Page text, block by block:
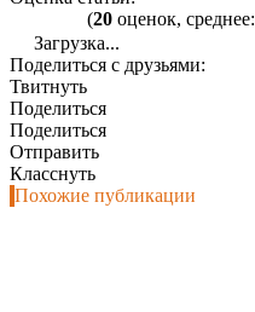
(20 оценок, среднее:
Загрузка...
Поделиться с друзьями:
Твитнуть
Поделиться
Поделиться
Отправить
Класснуть
Похожие публикации